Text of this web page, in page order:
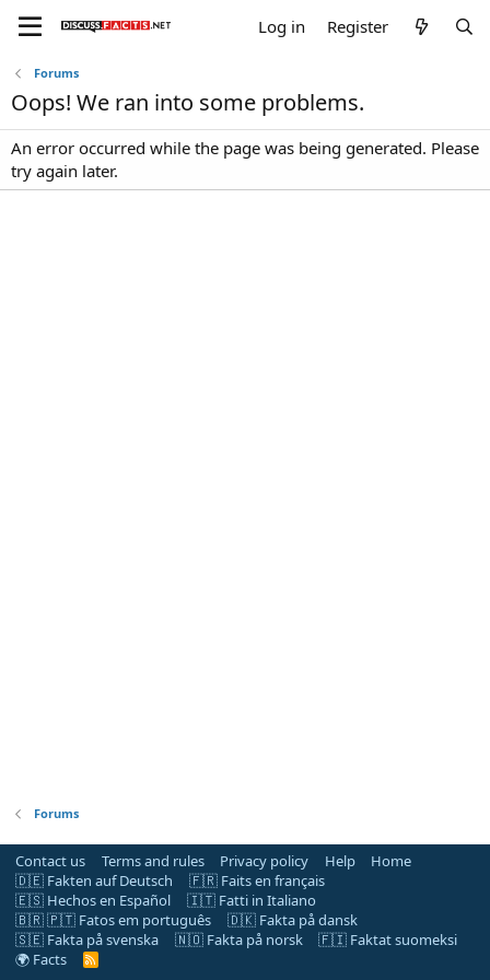
Log in Register
Forums
Oops! We ran into some problems.
An error occurred while the page was being generated. Please
try again later.
Forums
Contact us Terms and rules Privacy policy Help
Home
🇩🇪 Fakten auf Deutsch
🇫🇷 Faits en français
🇪🇸 Hechos en Español
🇮🇹 Fatti in Italiano
🇧🇷 🇵🇹 Fatos em português
🇩🇰 Fakta på dansk
🇸🇪 Fakta på svenska
🇳🇴 Fakta på norsk
🇫🇮 Faktat suomeksi
🌍 Facts
R